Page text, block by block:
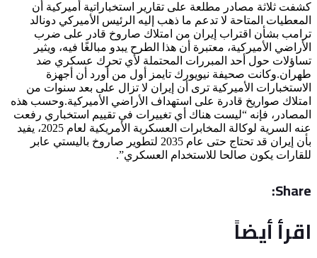
كشفت ثلاثة مصادر مطلعة على تقارير استخباراتية أميركية أن
المعطيات المتاحة لا تدعم ما ذهب إليه الرئيس الأميركي دونالد
ترامب بشأن اقتراب إيران من امتلاك صاروخ قادر على ضرب
الأراضي الأميركية، معتبرة أن هذا الطرح يبدو مبالغًا فيه، ويثير
تساؤلات حول أحد المبررات المحتملة لأي تحرك عسكري ضد
طهران.وكانت صحيفة نيويورك تايمز أول من أورد أن أجهزة
الاستخبارات الأميركية ترى أن إيران لا تزال على بعد سنوات من
امتلاك صواريخ قادرة على استهداف الأراضي الأميركية.وحسب هذه
المصادر، فإنه “ليست هناك أي تغييرات في تقييم استخباري رفعت
عنه السرية لوكالة المخابرات العسكرية الأمريكية لعام 2025، يفيد
بأن إيران قد تحتاج حتى عام 2035 لتطوير صاروخ باليستي عابر
للقارات يكون صالحا للاستخدام العسكري”.
Share:
اقرأ أيضاً